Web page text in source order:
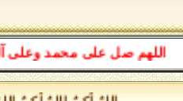
صل على محمد وعلى آل